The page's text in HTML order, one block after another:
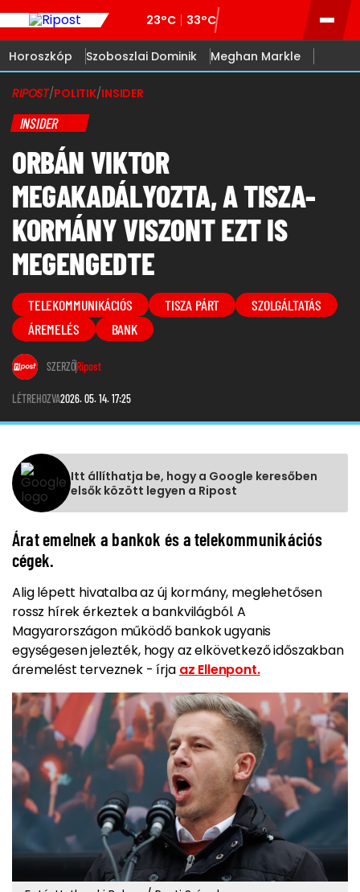
23°C 33°C
Horoszkóp Szoboszlai Dominik Meghan Markle
RIPOST/POLITIK/INSIDER
INSIDER
ORBÁN VIKTOR
MEGAKADÁLYOZTA, A TISZA-
KORMÁNY VISZONT EZT IS
MEGENGEDTE
TELEKOMMUNIKÁCIÓS TISZA PÁRT
SZOLGÁLTATÁS
ÁREMELÉS
BANK
SZERZŐRipost
LÉTREHOZVA2026. 05. 14. 17:25
Itt állíthatja be, hogy a Google keresőben
elsők között legyen a Ripost
Árat emelnek a bankok és a telekommunikációs
cégek.
Alig lépett hivatalba az új kormány, meglehetősen
rossz hírek érkeztek a bankvilágból. A
Magyarországon működő bankok ugyanis
egységesen jelezték, hogy az elkövetkező időszakban
áremelést terveznek - írja az Ellenpont.